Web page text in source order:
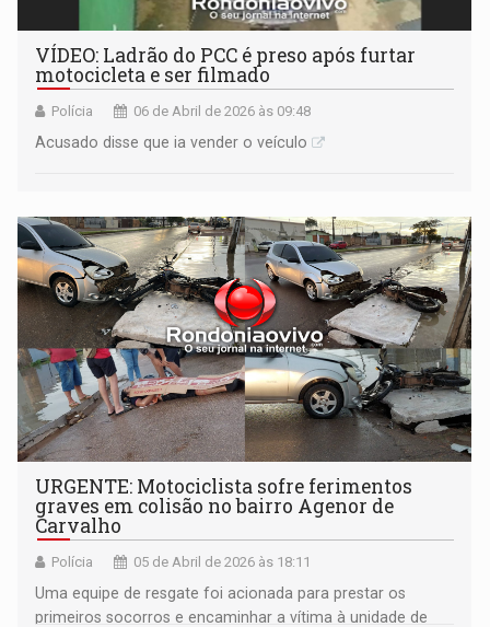
VÍDEO: Ladrão do PCC é preso após furtar
motocicleta e ser filmado
Polícia 06 de Abril de 2026 às 09:48
Acusado disse que ia vender o veículo
URGENTE: Motociclista sofre ferimentos
graves em colisão no bairro Agenor de
Carvalho
Polícia 05 de Abril de 2026 às 18:11
Uma ​equipe de resgate foi acionada para prestar os
primeiros socorros e encaminhar a vítima à unidade de